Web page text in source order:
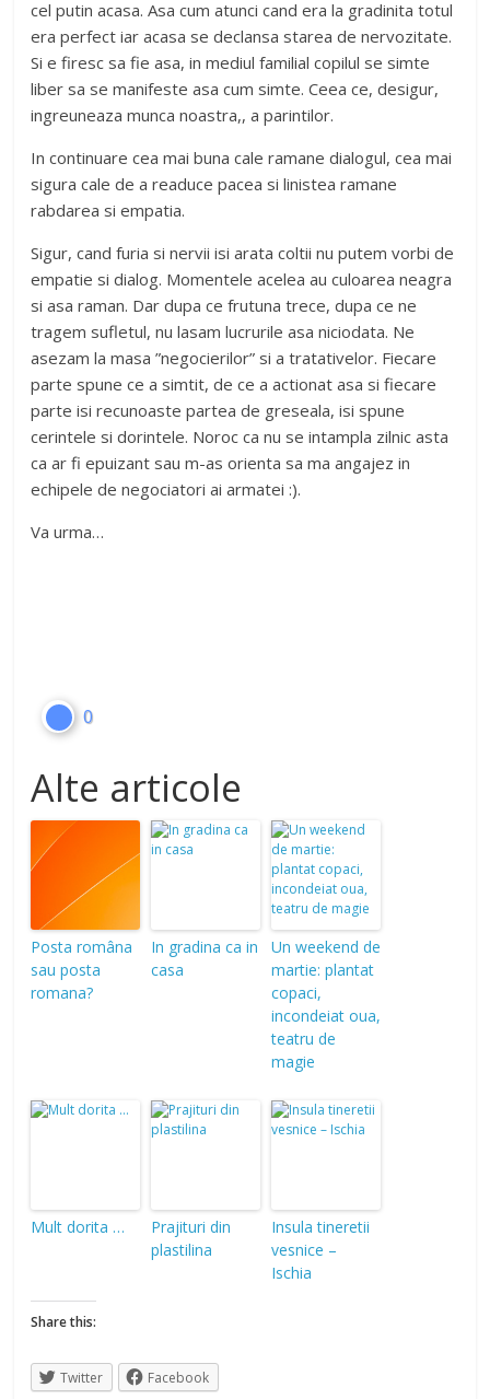
cel putin acasa. Asa cum atunci cand era la gradinita totul
era perfect iar acasa se declansa starea de nervozitate.
Si e firesc sa fie asa, in mediul familial copilul se simte
liber sa se manifeste asa cum simte. Ceea ce, desigur,
ingreuneaza munca noastra,, a parintilor.
In continuare cea mai buna cale ramane dialogul, cea mai
sigura cale de a readuce pacea si linistea ramane
rabdarea si empatia.
Sigur, cand furia si nervii isi arata coltii nu putem vorbi de
empatie si dialog. Momentele acelea au culoarea neagra
si asa raman. Dar dupa ce frutuna trece, dupa ce ne
tragem sufletul, nu lasam lucrurile asa niciodata. Ne
asezam la masa ”negocierilor” si a tratativelor. Fiecare
parte spune ce a simtit, de ce a actionat asa si fiecare
parte isi recunoaste partea de greseala, isi spune
cerintele si dorintele. Noroc ca nu se intampla zilnic asta
ca ar fi epuizant sau m-as orienta sa ma angajez in
echipele de negociatori ai armatei :).
Va urma…
0
Alte articole
Posta româna
sau posta
romana?
In gradina ca in
casa
Un weekend de
martie: plantat
copaci,
incondeiat oua,
teatru de
magie
Mult dorita …
Prajituri din
plastilina
Insula tineretii
vesnice –
Ischia
Share this:
Twitter Facebook